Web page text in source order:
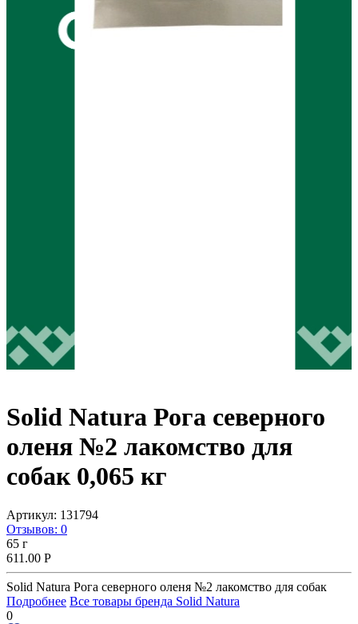
Solid Natura Рога северного
оленя №2 лакомство для
собак 0,065 кг
Артикул: 131794
Отзывов: 0
65 г
611.00 Р
Solid Natura Рога северного оленя №2 лакомство для собак
Подробнее Все товары бренда Solid Natura
0